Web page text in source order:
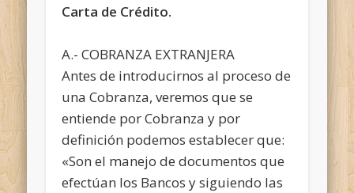
Carta de Crédito.
A.- COBRANZA EXTRANJERA
Antes de introducirnos al proceso de
una Cobranza, veremos que se
entiende por Cobranza y por
definición podemos establecer que:
«Son el manejo de documentos que
efectúan los Bancos y siguiendo las